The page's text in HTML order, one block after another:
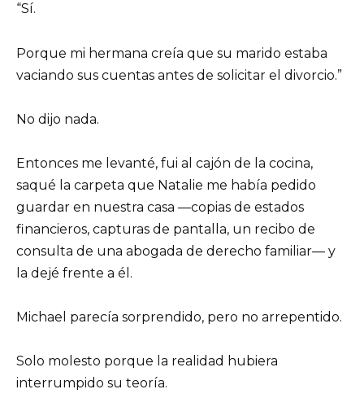
“Sí.
Porque mi hermana creía que su marido estaba
vaciando sus cuentas antes de solicitar el divorcio.”
No dijo nada.
Entonces me levanté, fui al cajón de la cocina,
saqué la carpeta que Natalie me había pedido
guardar en nuestra casa —copias de estados
financieros, capturas de pantalla, un recibo de
consulta de una abogada de derecho familiar— y
la dejé frente a él.
Michael parecía sorprendido, pero no arrepentido.
Solo molesto porque la realidad hubiera
interrumpido su teoría.